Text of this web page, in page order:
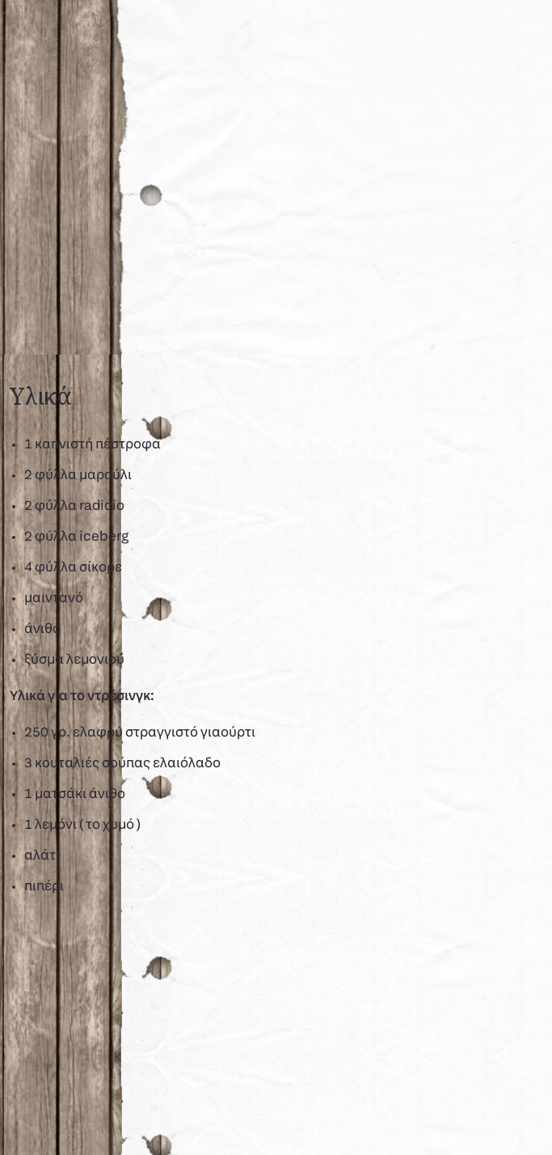
Υλικά
1 καπνιστή πέστροφα
2 φύλλα μαρούλι
2 φύλλα radicio
2 φύλλα iceberg
4 φύλλα σίκορε
μαιντανό
άνιθο
ξύσμα λεμονιού
Υλικά για το ντρέσινγκ:
250 γρ. ελαφρύ στραγγιστό γιαούρτι
3 κουταλιές σούπας ελαιόλαδο
1 ματσάκι άνιθο
1 λεμόνι ( το χυμό )
αλάτι
πιπέρι